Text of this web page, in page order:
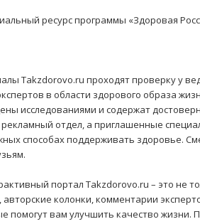
ресурс программы «Здоровая
Takzdorovo.ru проходят проверку у
в области здорового образа
исследованиями и содержат
рекламный отдел, а приглашенные
способах поддерживать здоровье.
портал Takzdorovo.ru – это не
колонки, комментарии
помогут вам улучшить качество жизни.